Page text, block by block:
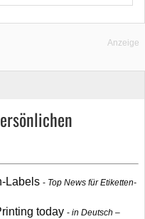
Anzeige
Labels
Top News für Etiketten-
today
in Deutsch –